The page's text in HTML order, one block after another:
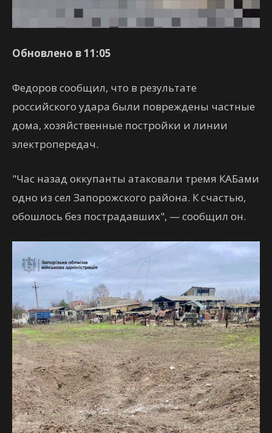
Обновлено в 11:05
Федоров сообщил, что в результате
российского удара были повреждены частные
дома, хозяйственные постройки и линии
электропередач.
"Час назад оккупанты атаковали тремя КАБами
одно из сел Запорожского района. К счастью,
обошлось без пострадавших", — сообщил он.